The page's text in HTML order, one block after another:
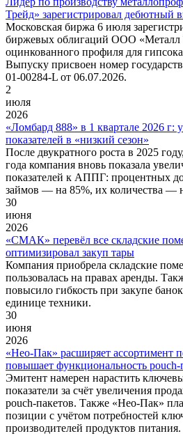
Трейд» зарегистрировал дебютный
Московская биржа 6 июля
биржевых облигаций ООО «Металл
оцинкованного профиля для
Выпуску присвоен номер
01-00284-L от 06.07.2026.
2
июля
2026
«Ломбард 888» в 1 квартале 2026 г:
показателей в «низкий сезон»
После двукратного роста в 2025
года компания вновь показала
показателей к АППГ: процентных
займов — на 85%, их количества —
30
июня
2026
«СМАК» перевёл все складские
оптимизировал закуп тары
Компания приобрела складские
пользовалась на правах аренды.
повысило гибкость при закупе
единице техники.
30
июня
2026
«Нео-Пак» расширяет ассортимент
повышает функциональность рouch-
Эмитент намерен нарастить
показатели за счёт увеличения
рouch-пакетов. Также «Нео-Пак»
позиции с учётом потребностей
производителей продуктов питания.